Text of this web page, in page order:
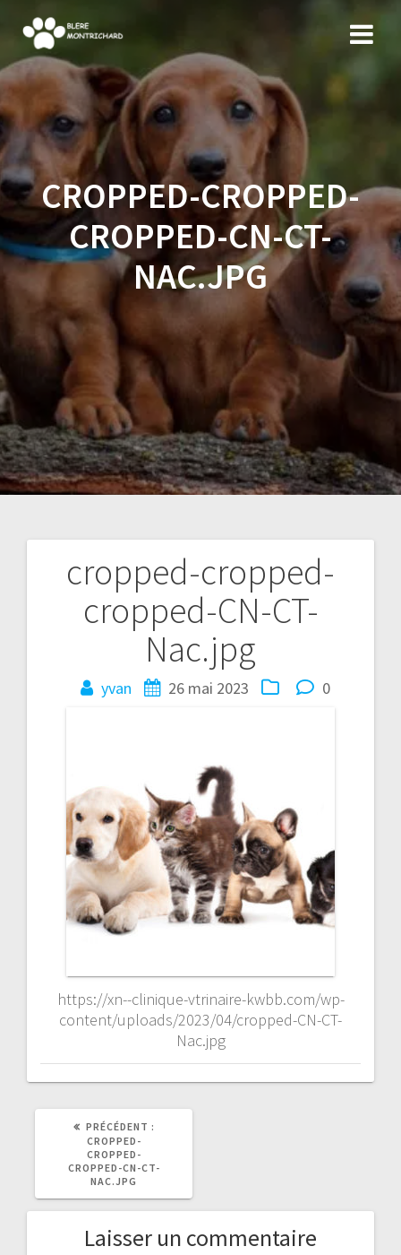
content
CROPPED-CROPPED-
CROPPED-CN-CT-
NAC.JPG
cropped-cropped-
cropped-CN-CT-
Nac.jpg
yvan 26 mai 2023 0
https://xn--clinique-vtrinaire-kwbb.com/wp-
content/uploads/2023/04/cropped-CN-CT-
Nac.jpg
Navigation
PRÉCÉDENT :
CROPPED-
CROPPED-
CROPPED-CN-CT-
NAC.JPG
Laisser un commentaire